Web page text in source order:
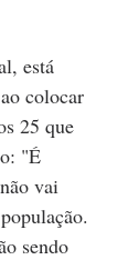
está
colocar
25 que
"É
vai
sendo